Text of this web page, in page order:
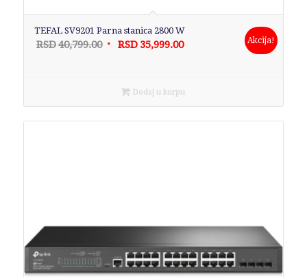
TEFAL SV9201 Parna stanica 2800 W
RSD40,799.00 Originalna
bila:
RSD40,799.00.
RSD 35,999.00Trenutna
RSD35,999.00.
Akcija!
Dodaj u korpu